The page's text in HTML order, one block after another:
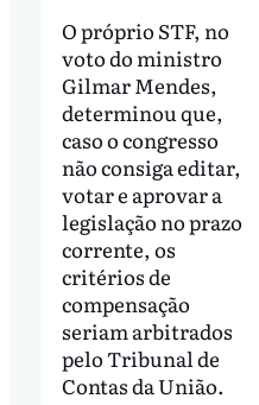
O próprio STF, no
voto do ministro
Gilmar Mendes,
determinou que,
caso o congresso
não consiga editar,
votar e aprovar a
legislação no prazo
corrente, os
critérios de
compensação
seriam arbitrados
pelo Tribunal de
Contas da União.